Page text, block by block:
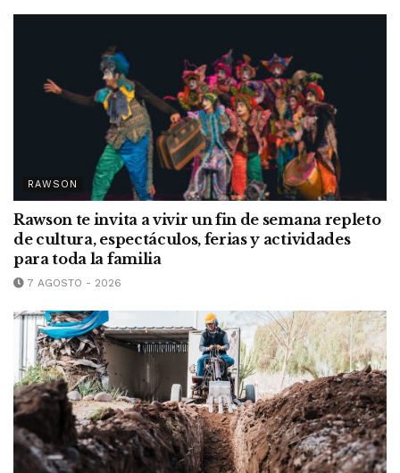
RAWSON
Rawson te invita a vivir un fin de semana repleto
de cultura, espectáculos, ferias y actividades
para toda la familia
7 AGOSTO - 2026